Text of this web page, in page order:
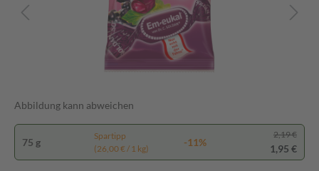
Abbildung kann abweichen
75 g
Spartipp
(26,00 € / 1 kg)
-11%
2,19 €
1,95 €